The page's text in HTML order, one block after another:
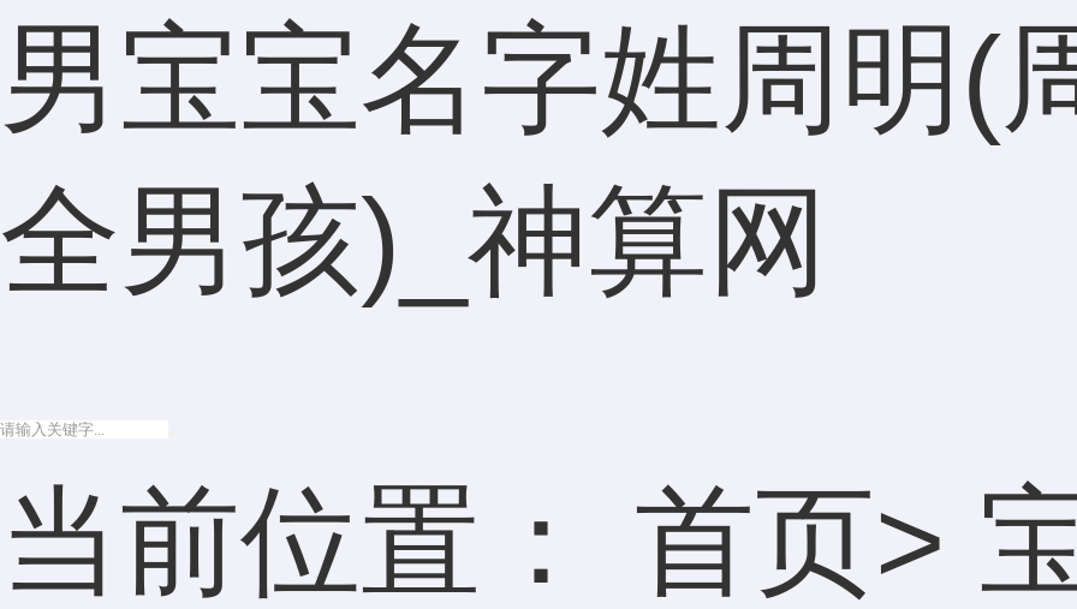
男宝宝名字姓周明(
全男孩)_神算网
当前位置： 首页>